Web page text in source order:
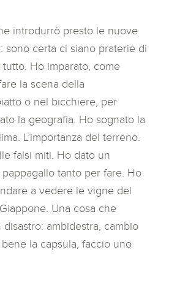
introdurrò presto le nuove
sono certa ci siano praterie di
Ho imparato, come
la scena della
o nel bicchiere, per
la geografia. Ho sognato la
L’importanza del terreno.
falsi miti. Ho dato un
tanto per fare. Ho
a vedere le vigne del
Una cosa che
ambidestra, cambio
la capsula, faccio uno